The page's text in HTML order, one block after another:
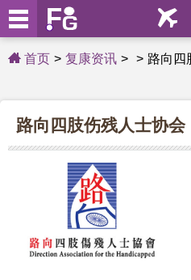
首页 复康资讯 路向四
路向四肢伤残人士协会